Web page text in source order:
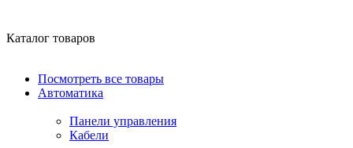
Каталог товаров
Посмотреть все товары
Автоматика
Панели управления
Кабели